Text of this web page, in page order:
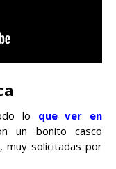
lo que ver en
un bonito casco
muy solicitadas por